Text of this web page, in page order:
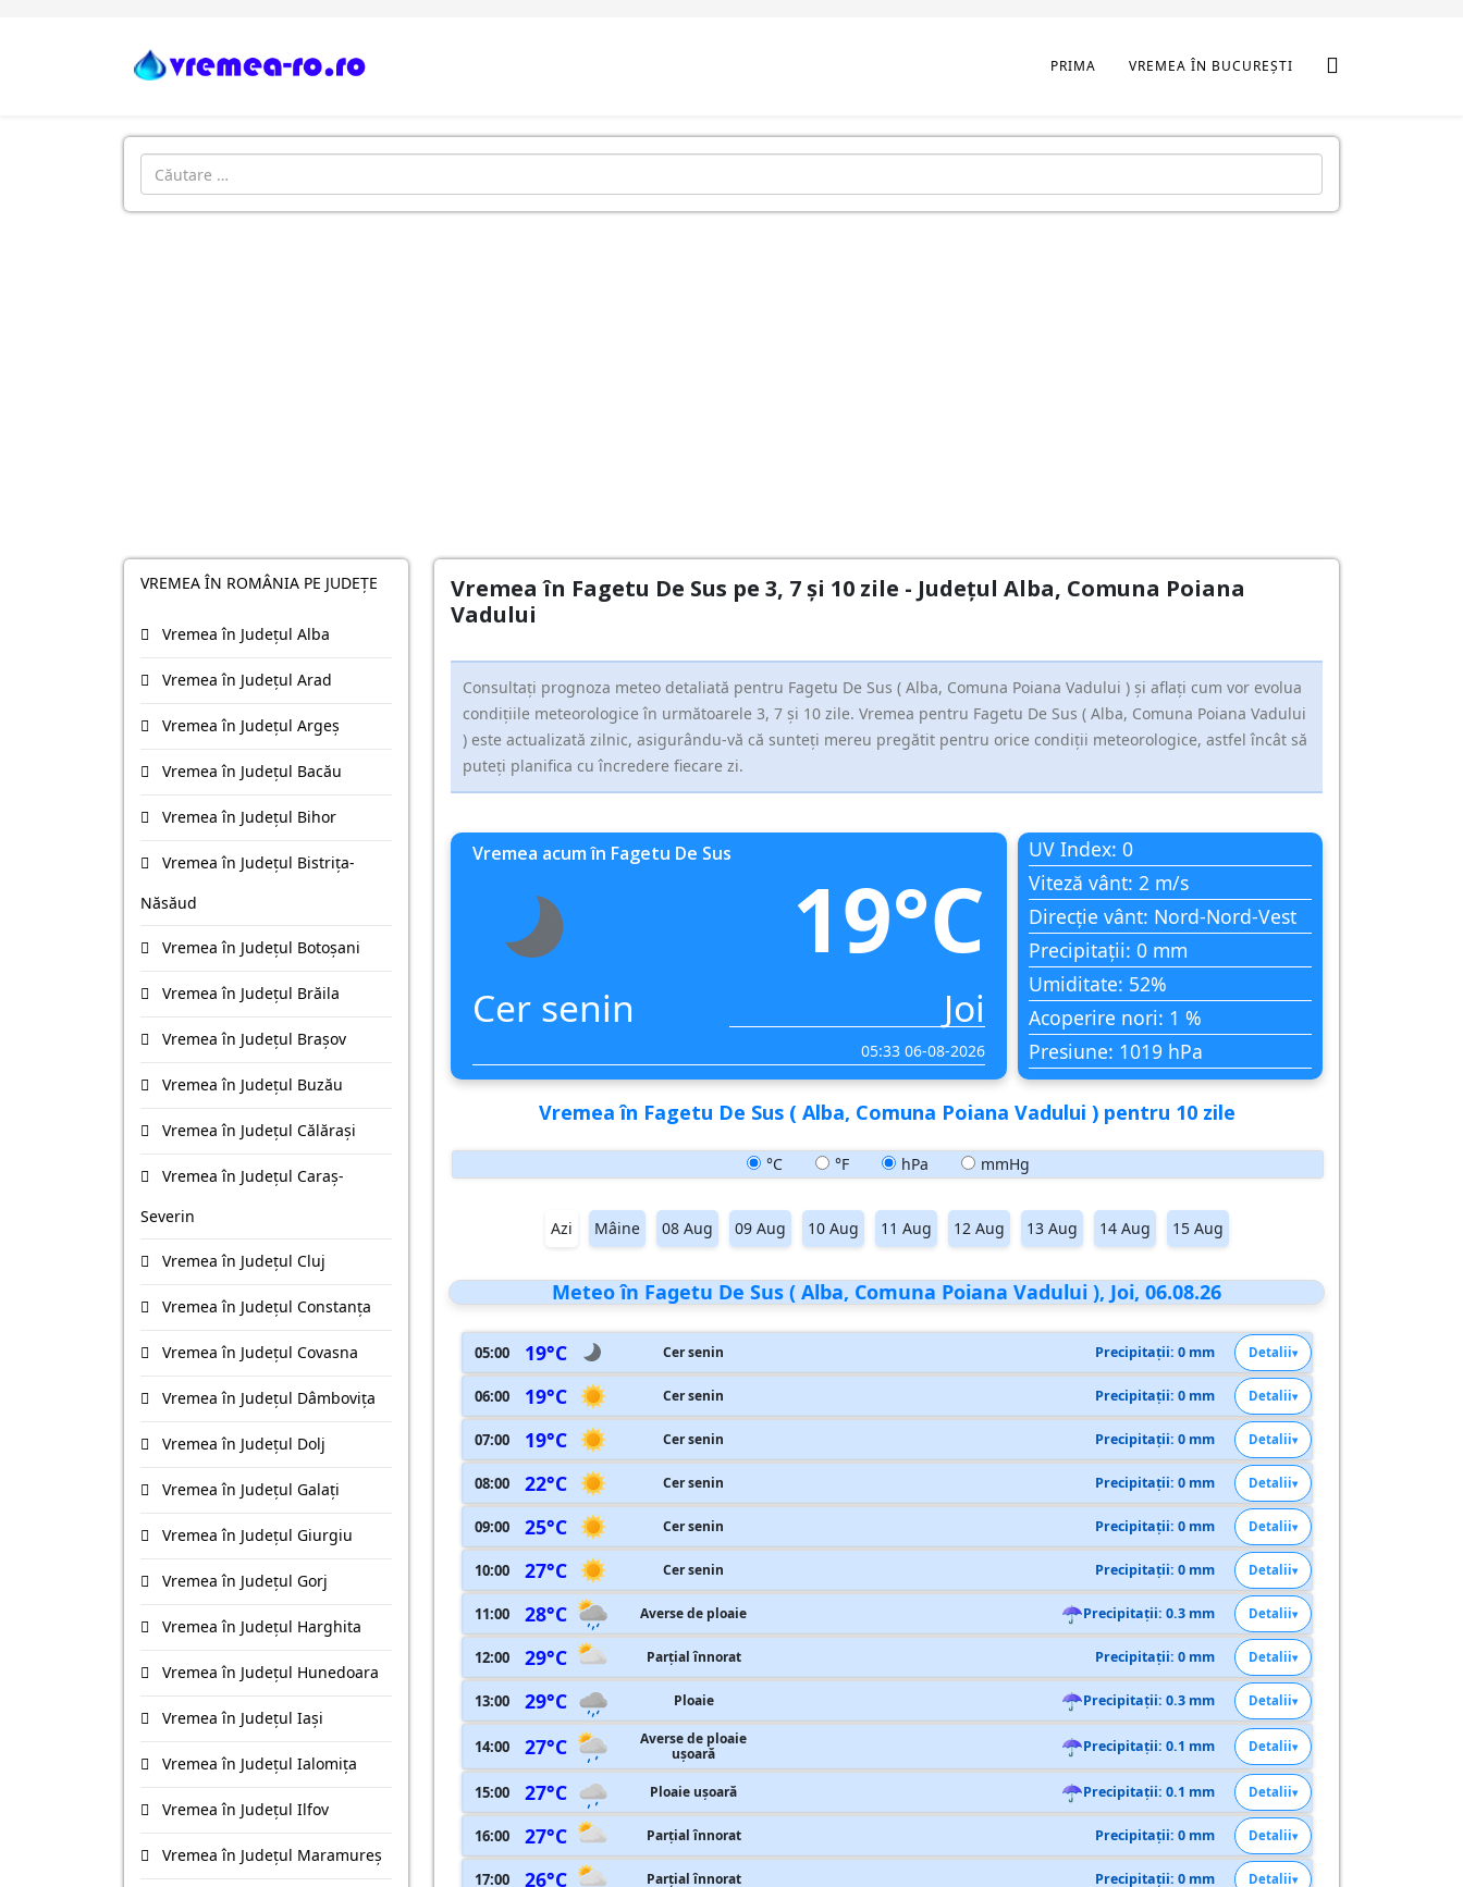
PRIMA VREMEA ÎN BUCUREȘTI
Cautare
VREMEA ÎN ROMÂNIA PE JUDEȚE
Vremea în Județul Alba
Vremea în Județul Arad
Vremea în Județul Argeş
Vremea în Județul Bacău
Vremea în Județul Bihor
Vremea în Județul Bistriţa-
Năsăud
Vremea în Județul Botoşani
Vremea în Județul Brăila
Vremea în Județul Braşov
Vremea în Județul Buzău
Vremea în Județul Călăraşi
Vremea în Județul Caraş-
Severin
Vremea în Județul Cluj
Vremea în Județul Constanţa
Vremea în Județul Covasna
Vremea în Județul Dâmboviţa
Vremea în Județul Dolj
Vremea în Județul Galaţi
Vremea în Județul Giurgiu
Vremea în Județul Gorj
Vremea în Județul Harghita
Vremea în Județul Hunedoara
Vremea în Județul Iaşi
Vremea în Județul Ialomiţa
Vremea în Județul Ilfov
Vremea în Județul Maramureş
Vremea în Fagetu De Sus pe 3, 7 și 10 zile - Județul Alba, Comuna Poiana
Vadului
Consultați prognoza meteo detaliată pentru Fagetu De Sus ( Alba, Comuna Poiana Vadului ) și aflați cum vor evolua
condițiile meteorologice în următoarele 3, 7 și 10 zile. Vremea pentru Fagetu De Sus ( Alba, Comuna Poiana Vadului
) este actualizată zilnic, asigurându-vă că sunteți mereu pregătit pentru orice condiții meteorologice, astfel încât să
puteți planifica cu încredere fiecare zi.
Vremea acum în Fagetu De Sus
19°C
Cer senin Joi
05:33 06-08-2026
UV Index: 0
Viteză vânt: 2 m/s
Direcție vânt: Nord-Nord-Vest
Precipitații: 0 mm
Umiditate: 52%
Acoperire nori: 1 %
Presiune: 1019 hPa
Vremea în Fagetu De Sus ( Alba, Comuna Poiana Vadului ) pentru 10 zile
°C °F hPa mmHg
Azi Mâine 08 Aug 09 Aug 10 Aug 11 Aug 12 Aug 13 Aug 14 Aug 15 Aug
Meteo în Fagetu De Sus ( Alba, Comuna Poiana Vadului ), Joi, 06.08.26
05:00 19°C Cer senin Precipitații: 0 mm Detalii
06:00 19°C Cer senin Precipitații: 0 mm Detalii
07:00 19°C Cer senin Precipitații: 0 mm Detalii
08:00 22°C Cer senin Precipitații: 0 mm Detalii
09:00 25°C Cer senin Precipitații: 0 mm Detalii
10:00 27°C Cer senin Precipitații: 0 mm Detalii
11:00 28°C Averse de ploaie ☂Precipitații: 0.3 mm Detalii
12:00 29°C Parțial înnorat Precipitații: 0 mm Detalii
13:00 29°C Ploaie ☂Precipitații: 0.3 mm Detalii
14:00 27°C
Averse de ploaie
ușoară
☂Precipitații: 0.1 mm Detalii
15:00 27°C Ploaie ușoară ☂Precipitații: 0.1 mm Detalii
16:00 27°C Parțial înnorat Precipitații: 0 mm Detalii
17:00 26°C Parțial înnorat Precipitații: 0 mm Detalii